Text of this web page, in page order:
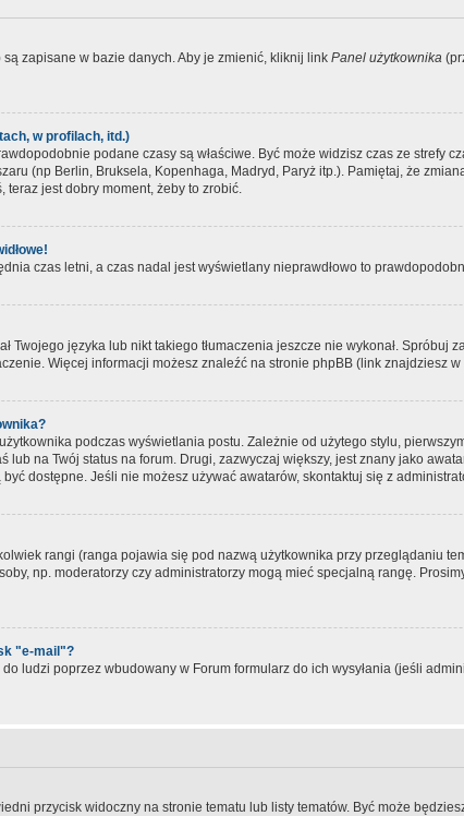
zapisane w bazie danych. Aby je zmienić, kliknij link Panel użytkownika
w profilach, itd.)
podane czasy są właściwe. Być może widzisz czas ze
(np Berlin, Bruksela, Kopenhaga, Madryd, Paryż itp.). Pamiętaj, że
teraz jest dobry moment, żeby to zrobić.
czas letni, a czas nadal jest wyświetlany nieprawdłowo to
Twojego języka lub nikt takiego tłumaczenia jeszcze nie wykonał.
Więcej informacji możesz znaleźć na stronie phpBB (link znajdziesz w
podczas wyświetlania postu. Zależnie od użytego stylu,
lub na Twój status na forum. Drugi, zazwyczaj większy, jest znany jako
dostępne. Jeśli nie możesz używać awatarów, skontaktuj się z
rangi (ranga pojawia się pod nazwą użytkownika przy przeglądaniu
np. moderatorzy czy administratorzy mogą mieć specjalną rangę.
"e-mail"?
ludzi poprzez wbudowany w Forum formularz do ich wysyłania (jeśli
przycisk widoczny na stronie tematu lub listy tematów. Być może